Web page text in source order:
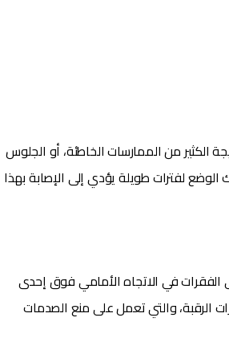
الكثير من الممارسات الخاطئة، أو الجلوس
أكثر من 15 درجة، والاستمرار على ذلك الوضع لفترات طويلة يؤدي إلى الإصابة بهذا
الفقرات في الاتجاه الأمامي فوق إحدى
الرقبة، والتي تعمل على منع الصدمات